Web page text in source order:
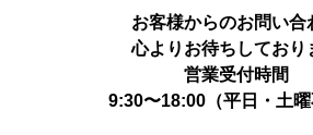
動履歴、IP、ブラウザ・端末情報、（同意
提供の手段又は方法：当社ウェブサイトの
よる安全な電送、又は管理コンソールから
提供先：広告配信事業者（例：Google LLC
個人情報の取り扱いに関する契約：提供先
お客様からのお問い合
心よりお待ちしており
営業受付時間
9:30〜18:00（平日・土曜